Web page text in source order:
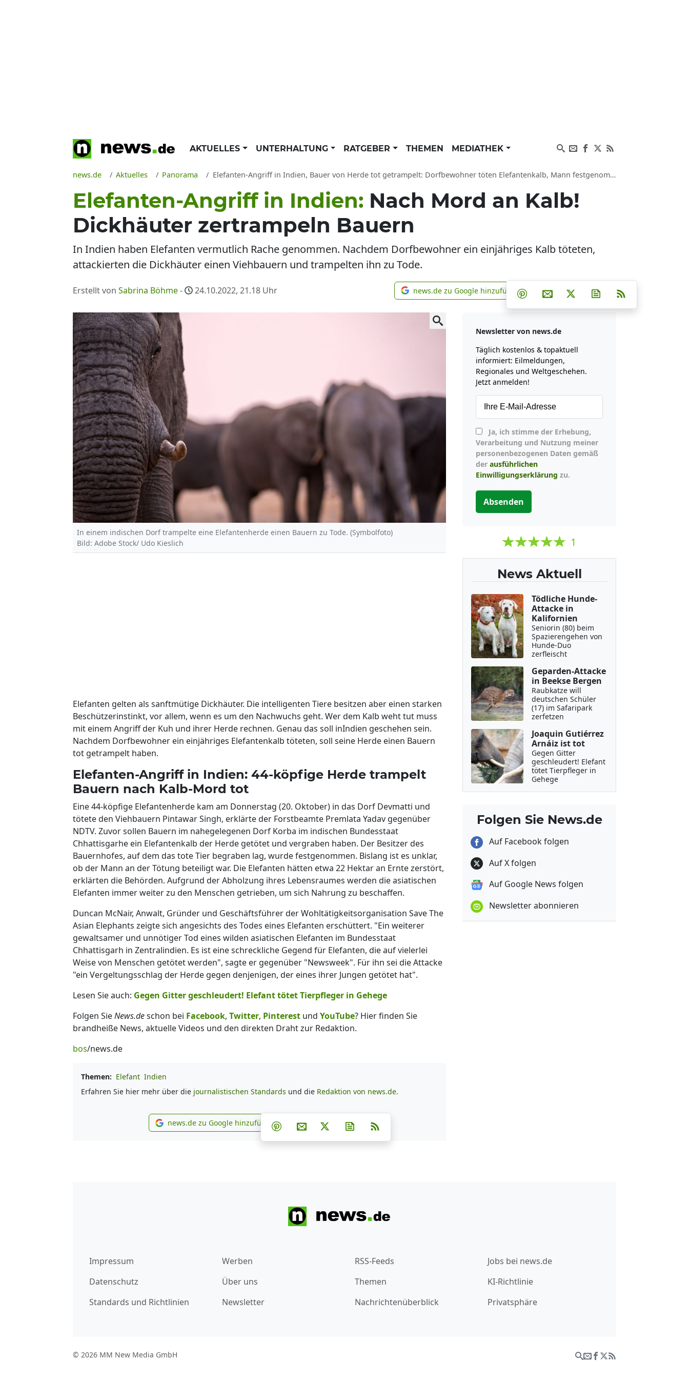
AKTUELLES UNTERHALTUNG RATGEBER THEMEN MEDIATHEK
news.de Aktuelles Panorama Elefanten-Angriff in Indien, Bauer von Herde tot getrampelt: Dorfbewohner töten Elefantenkalb, Mann festgenommen
Elefanten-Angriff in Indien: Nach Mord an Kalb!
Dickhäuter zertrampeln Bauern
In Indien haben Elefanten vermutlich Rache genommen. Nachdem Dorfbewohner ein einjähriges Kalb töteten,
attackierten die Dickhäuter einen Viehbauern und trampelten ihn zu Tode.
Erstellt von Sabrina Böhme- 24.10.2022, 21.18 Uhr news.de zu Google hinzufügen
news.de zu Google hinzufügen Teilen auf Facebook
Teilen auf Whatsapp
Teilen auf Telegram
Teilen auf Pinterest
Per E-Mail teilen
Post auf XNewsletter
In einem indischen Dorf trampelte eine Elefantenherde einen Bauern zu Tode. (Symbolfoto)
Bild: Adobe Stock/ Udo Kieslich
Elefanten gelten als sanftmütige Dickhäuter. Die intelligenten Tiere besitzen aber einen starken
Beschützerinstinkt, vor allem, wenn es um den Nachwuchs geht. Wer dem Kalb weht tut muss
mit einem Angriff der Kuh und ihrer Herde rechnen. Genau das soll inIndien geschehen sein.
Nachdem Dorfbewohner ein einjähriges Elefantenkalb töteten, soll seine Herde einen Bauern
tot getrampelt haben.
Elefanten-Angriff in Indien: 44-köpfige Herde trampelt
Bauern nach Kalb-Mord tot
Eine 44-köpfige Elefantenherde kam am Donnerstag (20. Oktober) in das Dorf Devmatti und
tötete den Viehbauern Pintawar Singh, erklärte der Forstbeamte Premlata Yadav gegenüber
NDTV. Zuvor sollen Bauern im nahegelegenen Dorf Korba im indischen Bundesstaat
Chhattisgarhe ein Elefantenkalb der Herde getötet und vergraben haben. Der Besitzer des
Bauernhofes, auf dem das tote Tier begraben lag, wurde festgenommen. Bislang ist es unklar,
ob der Mann an der Tötung beteiligt war. Die Elefanten hätten etwa 22 Hektar an Ernte zerstört,
erklärten die Behörden. Aufgrund der Abholzung ihres Lebensraumes werden die asiatischen
Elefanten immer weiter zu den Menschen getrieben, um sich Nahrung zu beschaffen.
Duncan McNair, Anwalt, Gründer und Geschäftsführer der Wohltätigkeitsorganisation Save The
Asian Elephants zeigte sich angesichts des Todes eines Elefanten erschüttert. "Ein weiterer
gewaltsamer und unnötiger Tod eines wilden asiatischen Elefanten im Bundesstaat
Chhattisgarh in Zentralindien. Es ist eine schreckliche Gegend für Elefanten, die auf vielerlei
Weise von Menschen getötet werden", sagte er gegenüber "Newsweek". Für ihn sei die Attacke
"ein Vergeltungsschlag der Herde gegen denjenigen, der eines ihrer Jungen getötet hat".
Lesen Sie auch: Gegen Gitter geschleudert! Elefant tötet Tierpfleger in Gehege
Folgen SieNews.deschon bei Facebook, Twitter, Pinterest und YouTube? Hier finden Sie
brandheiße News, aktuelle Videos und den direkten Draht zur Redaktion.
bos/news.de
Themen: Elefant Indien
Erfahren Sie hier mehr über die journalistischen Standards und die Redaktion von news.de.
news.de zu Google hinzufügen
news.de zu Google hinzufügen Teilen auf Facebook
Teilen auf Whatsapp
Teilen auf Telegram
Teilen auf Pinterest
Per E-Mail teilen
Post auf XNewsletter abonnieren
Newsletter von news.de
Täglich kostenlos & topaktuell
informiert: Eilmeldungen,
Regionales und Weltgeschehen.
Jetzt anmelden!
Verarbeitung und Nutzung meiner
personenbezogenen Daten gemäß
der ausführlichen
Einwilligungserklärung zu.
Absenden
1
News Aktuell
Tödliche Hunde-
Attacke in
Kalifornien
Seniorin (80) beim
Spazierengehen von
Hunde-Duo
zerfleischt
Geparden-Attacke
in Beekse Bergen
Raubkatze will
deutschen Schüler
(17) im Safaripark
zerfetzen
Joaquin Gutiérrez
Arnáiz ist tot
Gegen Gitter
geschleudert! Elefant
tötet Tierpfleger in
Gehege
Folgen Sie News.de
Auf Facebook folgen
Auf X folgen
Auf Google News folgen
Newsletter abonnieren
Impressum
Datenschutz
Standards und Richtlinien
Werben
Über uns
Newsletter
RSS-Feeds
Themen
Nachrichtenüberblick
Jobs bei news.de
KI-Richtlinie
Privatsphäre
© 2026 MM New Media GmbH